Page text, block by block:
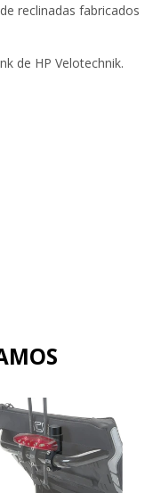
reclinadas fabricados
de HP Velotechnik.